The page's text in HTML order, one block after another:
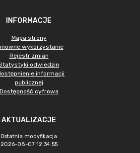
INFORMACJE
Mapa strony
wykorzystanie
Rejestr zmian
odwiedzin
informacji
publicznej
Dostępność cyfrowa
AKTUALIZACJE
Ostatnia modyfikacja
2026-08-07 12:34:55